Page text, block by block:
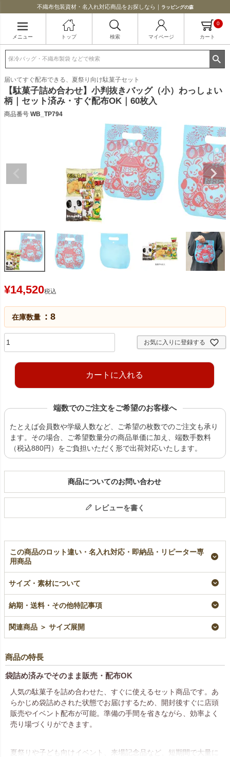
不織布包装資材・名入れ対応商品をお探しなら｜ ラッピングの森
メニュー トップ 検索 マイページ カート
0
届いてすぐ配布できる、夏祭り向け駄菓子セット
【駄菓子詰め合わせ】小判抜きバッグ（小）わっしょい
柄｜セット済み・すぐ配布OK｜60枚入
商品番号 WB_TP794
¥14,520税込
在庫数量 8
お気に入りに登録する
カートに入れる
端数でのご注文をご希望のお客様へ
たとえば会員数や学級人数など、ご希望の枚数でのご注文も承り
ます。その場合、ご希望数量分の商品単価に加え、端数手数料
（税込880円）をご負担いただく形で出荷対応いたします。
商品についてのお問い合わせ
レビューを書く
この商品のロット違い・名入れ対応・即納品・リピーター専
用商品
【夏祭り】小判抜きバ
ッグ（小）わっしょい
即納品
¥880税込 〜
【駄菓子詰め合わせ】
加工品
¥21,582税込
【駄菓子詰め合わせ】
法被バッグ｜セット済
¥21,384税込
サイズ・素材について
納期・送料・その他特記事項
関連商品 ＞ サイズ展開
商品の特長
袋詰め済みでそのまま販売・配布OK
人気の駄菓子を詰め合わせた、すぐに使えるセット商品です。あ
らかじめ袋詰めされた状態でお届けするため、開封後すぐに店頭
販売やイベント配布が可能。準備の手間を省きながら、効率よく
売り場づくりができます。
夏祭りや子ども向けイベント、来場記念品など、短期間で大量に